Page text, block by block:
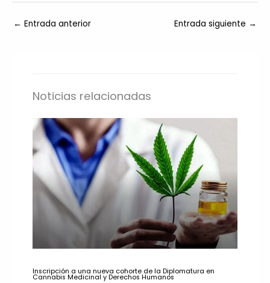
← Entrada anterior Entrada siguiente →
Noticias relacionadas
Inscripción a una nueva cohorte de la Diplomatura en
Cannabis Medicinal y Derechos Humanos